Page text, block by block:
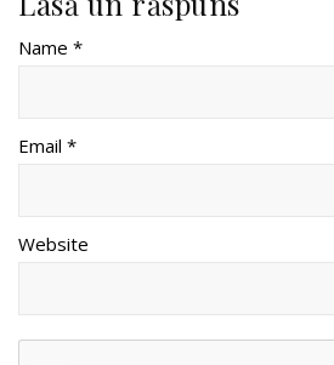
Name *
Email *
Website